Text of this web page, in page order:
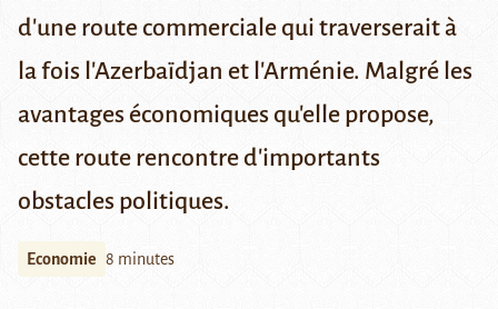
d'une route commerciale qui traverserait à
la fois l'Azerbaïdjan et l'Arménie. Malgré les
avantages économiques qu'elle propose,
cette route rencontre d'importants
obstacles politiques.
Economie 8 minutes